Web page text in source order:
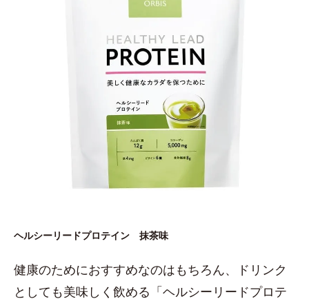
ヘルシーリードプロテイン 抹茶味
健康のためにおすすめなのはもちろん、ドリンク
としても美味しく飲める「ヘルシーリードプロテ